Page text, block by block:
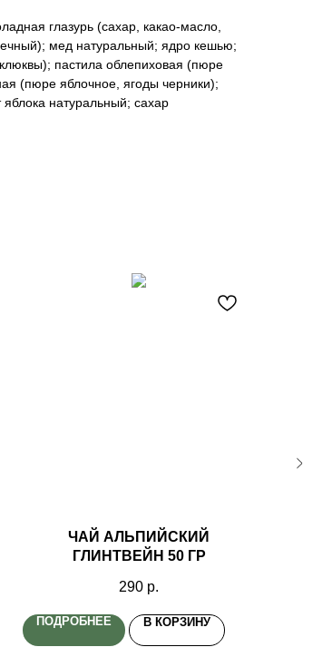
глазурь (сахар, какао-масло,
мед натуральный; ядро кешью;
пастила облепиховая (пюре
(пюре яблочное, ягоды черники);
натуральный; сахар
ЧАЙ АЛЬПИЙСКИЙ
ГЛИНТВЕЙН 50 ГР
290 р.
ПОДРОБНЕЕ В КОРЗИНУ